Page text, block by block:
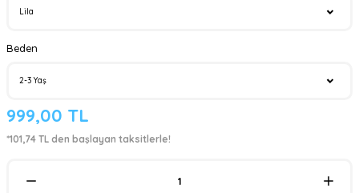
Beden
999,00 TL
*101,74 TL den başlayan taksitlerle!